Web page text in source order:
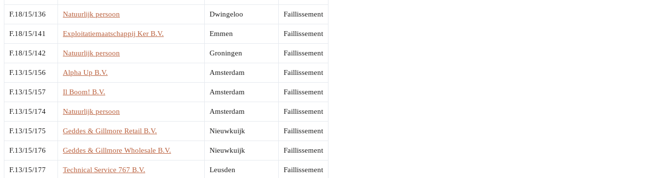
F.18/15/136 Natuurlijk persoon Dwingeloo Faillissement
F.18/15/141 Exploitatiemaatschappij Ker B.V. Emmen Faillissement
F.18/15/142 Natuurlijk persoon Groningen Faillissement
F.13/15/156 Alpha Up B.V. Amsterdam Faillissement
F.13/15/157 Il Boom! B.V. Amsterdam Faillissement
F.13/15/174 Natuurlijk persoon Amsterdam Faillissement
F.13/15/175 Geddes & Gillmore Retail B.V. Nieuwkuijk Faillissement
F.13/15/176 Geddes & Gillmore Wholesale B.V. Nieuwkuijk Faillissement
F.13/15/177 Technical Service 767 B.V. Leusden Faillissement